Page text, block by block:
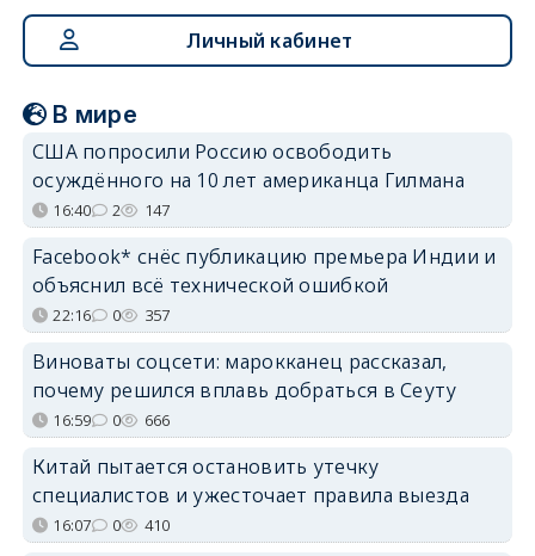
Личный кабинет
В мире
США попросили Россию освободить
осуждённого на 10 лет американца Гилмана
16:40 2 147
Facebook* снёс публикацию премьера Индии и
объяснил всё технической ошибкой
22:16 0 357
Виноваты соцсети: марокканец рассказал,
почему решился вплавь добраться в Сеуту
16:59 0 666
Китай пытается остановить утечку
специалистов и ужесточает правила выезда
16:07 0 410